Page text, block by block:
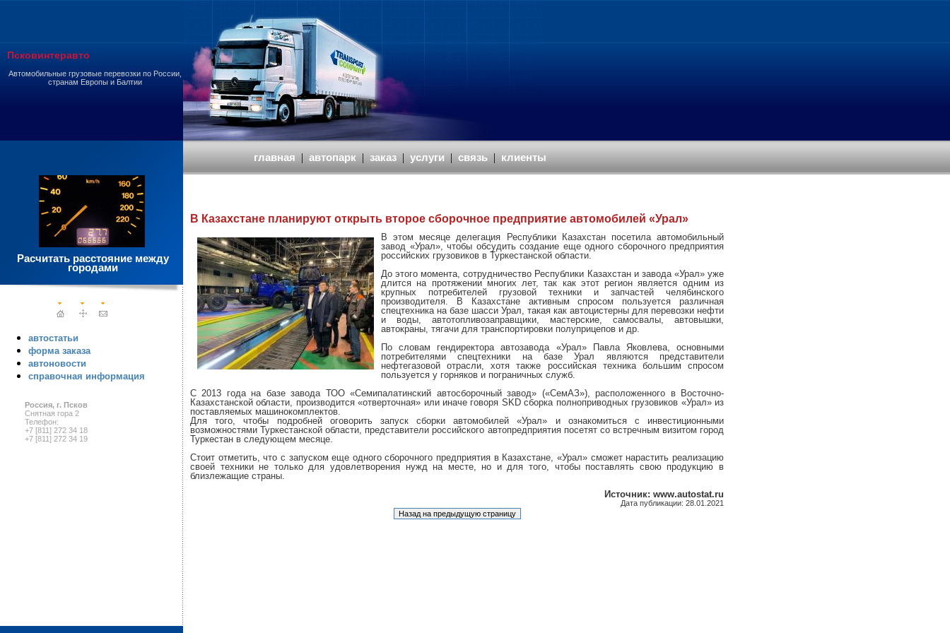
Псковинтеравто
Автомобильные грузовые перевозки по России,
странам Европы и Балтии
Расчитать расстояние между
городами
автостатьи
форма заказа
автоновости
справочная информация
Россия, г. Псков
Снятная гора 2
Телефон:
+7 [811] 272 34 18
+7 [811] 272 34 19
главная | автопарк | заказ | услуги | связь | клиенты
В Казахстане планируют открыть второе сборочное предприятие автомобилей «Урал»
В этом месяце делегация Республики Казахстан посетила автомобильный
завод «Урал», чтобы обсудить создание еще одного сборочного предприятия
российских грузовиков в Туркестанской области.
До этого момента, сотрудничество Республики Казахстан и завода «Урал» уже
длится на протяжении многих лет, так как этот регион является одним из
крупных потребителей грузовой техники и запчастей челябинского
производителя. В Казахстане активным спросом пользуется различная
спецтехника на базе шасси Урал, такая как автоцистерны для перевозки нефти
и воды, автотопливозаправщики, мастерские, самосвалы, автовышки,
автокраны, тягачи для транспортировки полуприцепов и др.
По словам гендиректора автозавода «Урал» Павла Яковлева, основными
потребителями спецтехники на базе Урал являются представители
нефтегазовой отрасли, хотя также российская техника большим спросом
пользуется у горняков и пограничных служб.
С 2013 года на базе завода ТОО «Семипалатинский автосборочный завод» («СемАЗ»), расположенного в Восточно-
Казахстанской области, производится «отверточная» или иначе говоря SKD сборка полноприводных грузовиков «Урал» из
поставляемых машинокомплектов.
Для того, чтобы подробней оговорить запуск сборки автомобилей «Урал» и ознакомиться с инвестиционными
возможностями Туркестанской области, представители российского автопредприятия посетят со встречным визитом город
Туркестан в следующем месяце.
Стоит отметить, что с запуском еще одного сборочного предприятия в Казахстане, «Урал» сможет нарастить реализацию
своей техники не только для удовлетворения нужд на месте, но и для того, чтобы поставлять свою продукцию в
близлежащие страны.
Источник: www.autostat.ru
Дата публикации: 28.01.2021